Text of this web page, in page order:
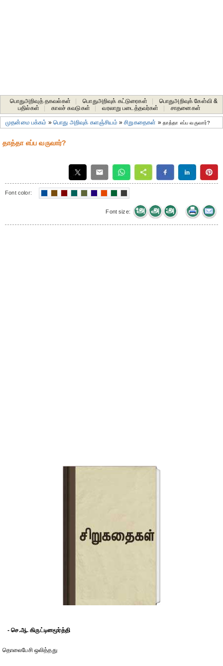
பொதுஅறிவுத் தகவல்கள் பொதுஅறிவுக் கட்டுரைகள்
பொதுஅறிவுக் கேள்வி &
பதில்கள்
காலச் சுவடுகள் வரலாறு படைத்தவர்கள் சாதனைகள்‎
முதன்மை பக்கம் »பொது அறிவுக் களஞ்சியம் »சிறுகதைகள் » தாத்தா எப்ப வருவார்?
தாத்தா எப்ப வருவார்?
Font color:
Font size:
- செ.ஆ. கிருட்டினமூர்த்தி
தொலைபேசி ஒலித்தது